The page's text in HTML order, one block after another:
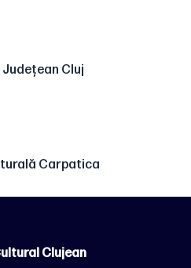
Cluj
Carpatica
Clujean